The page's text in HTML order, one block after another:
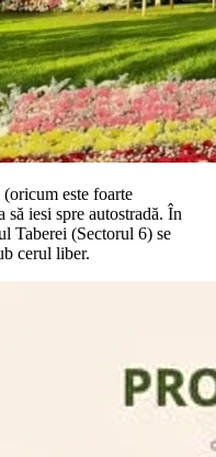
este foarte
iesi spre autostradă. În
Taberei (Sectorul 6) se
cerul liber.